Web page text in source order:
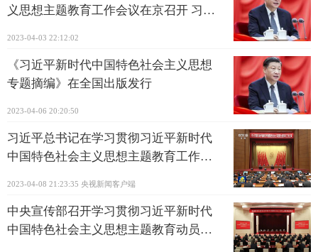
义思想主题教育工作会议在京召开 习近
2023-04-03 22:12:02
《习近平新时代中国特色社会主义思想
专题摘编》在全国出版发行
2023-04-06 20:20:50
习近平总书记在学习贯彻习近平新时代
中国特色社会主义思想主题教育工作会
2023-04-08 21:23:35 央视新闻客户端
中央宣传部召开学习贯彻习近平新时代
中国特色社会主义思想主题教育动员大